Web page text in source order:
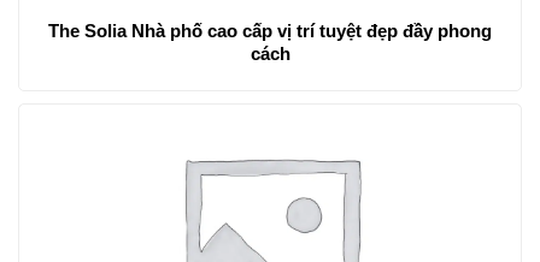
The Solia Nhà phố cao cấp vị trí tuyệt đẹp đầy phong
cách